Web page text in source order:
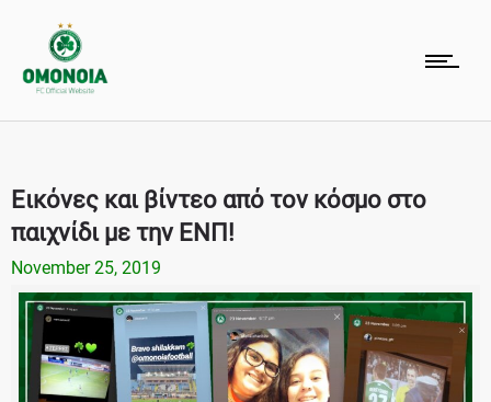
Εικόνες και βίντεο από τον κόσμο στο
παιχνίδι με την ΕΝΠ!
November 25, 2019